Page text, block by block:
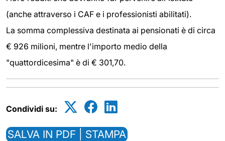
(anche attraverso i CAF e i professionisti abilitati).
La somma complessiva destinata ai pensionati è di circa
€ 926 milioni, mentre l'importo medio della
"quattordicesima" è di € 301,70.
Condividi su:
SALVA IN PDF | STAMPA